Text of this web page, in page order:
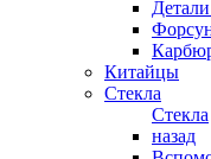
Китайцы
Стекла
Стекла
назад